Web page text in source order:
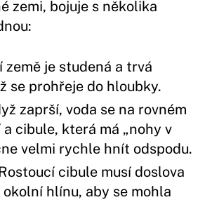
zemi, bojuje s několika
země je studená a trvá
se prohřeje do hloubky.
zaprší, voda se na rovném
cibule, která má „nohy v
velmi rychle hnít odspodu.
cibule musí doslova
hlínu, aby se mohla